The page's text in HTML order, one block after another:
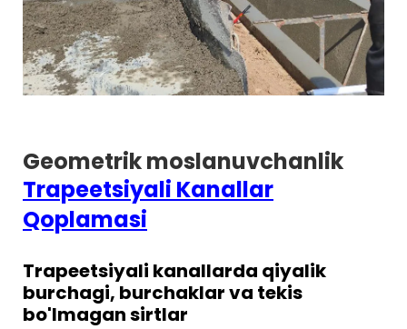
Geometrik moslanuvchanlik
Trapeetsiyali Kanallar
Qoplamasi
Trapeetsiyali kanallarda qiyalik
burchagi, burchaklar va tekis
bo'lmagan sirtlar